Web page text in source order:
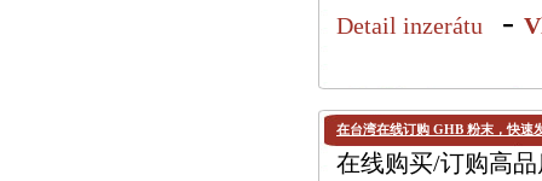
Detail inzerátu
-
在台湾在线订购 GHB 粉末，快速
在线购买/订购高品